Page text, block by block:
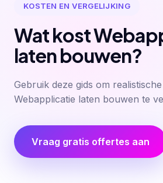
KOSTEN EN VERGELIJKING
Wat kost
laten bouwen?
Gebruik deze gids om
Webapplicatie laten bouwen te
Vraag gratis offertes aan